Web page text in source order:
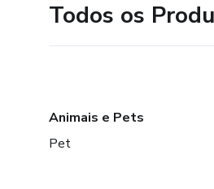
Todos os
Animais e Pets
Pet